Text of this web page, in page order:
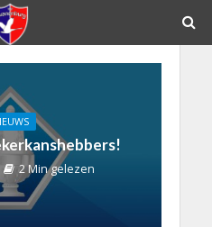
2 Min gelezen